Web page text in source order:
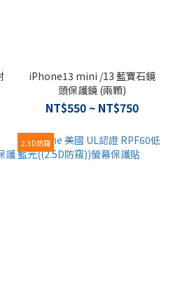
iPhone13 mini /13 藍寶石鏡
頭保護鏡 (兩顆)
NT$550 ~ NT$750
2.5D防窺